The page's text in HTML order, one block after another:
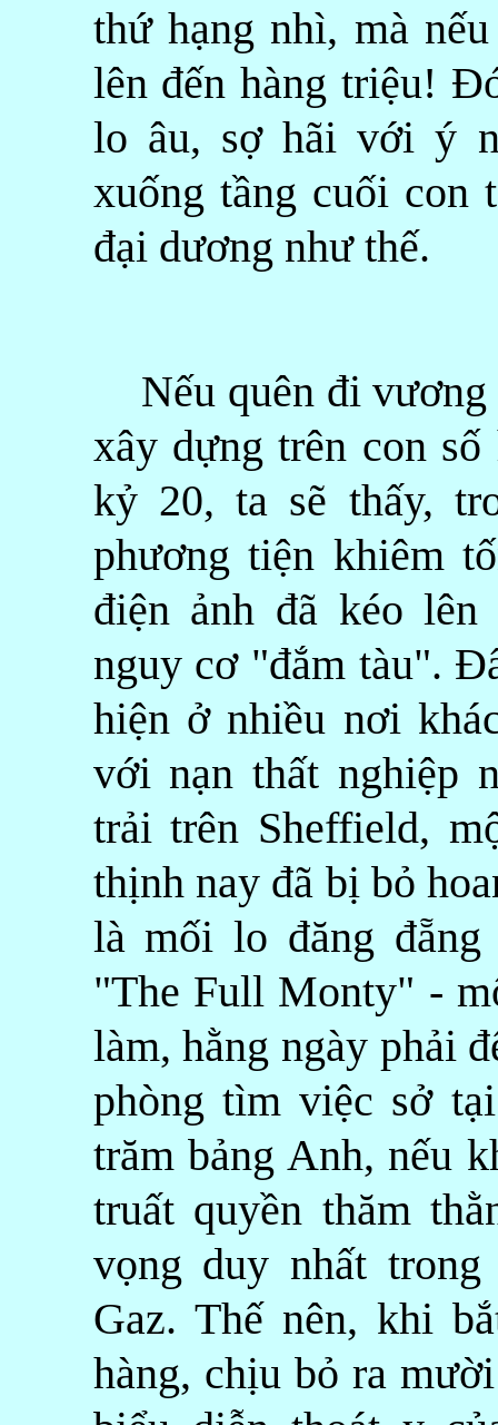
thứ hạng nhì, mà
lên đến hàng triệu!
lo âu, sợ hãi với ý
xuống tầng cuối con
đại dương như thế.
Nếu quên đi vương
xây dựng trên con
kỷ 20, ta sẽ thấy,
phương tiện khiêm
điện ảnh đã kéo
nguy cơ "đắm tàu".
hiện ở nhiều nơi
với nạn thất nghiệp
trải trên Sheffield,
thịnh nay đã bị bỏ
là mối lo đăng
"The Full Monty" -
làm, hằng ngày phải
phòng tìm việc sở
trăm bảng Anh, nếu
truất quyền thăm
vọng duy nhất
Gaz. Thế nên, khi
hàng, chịu bỏ ra